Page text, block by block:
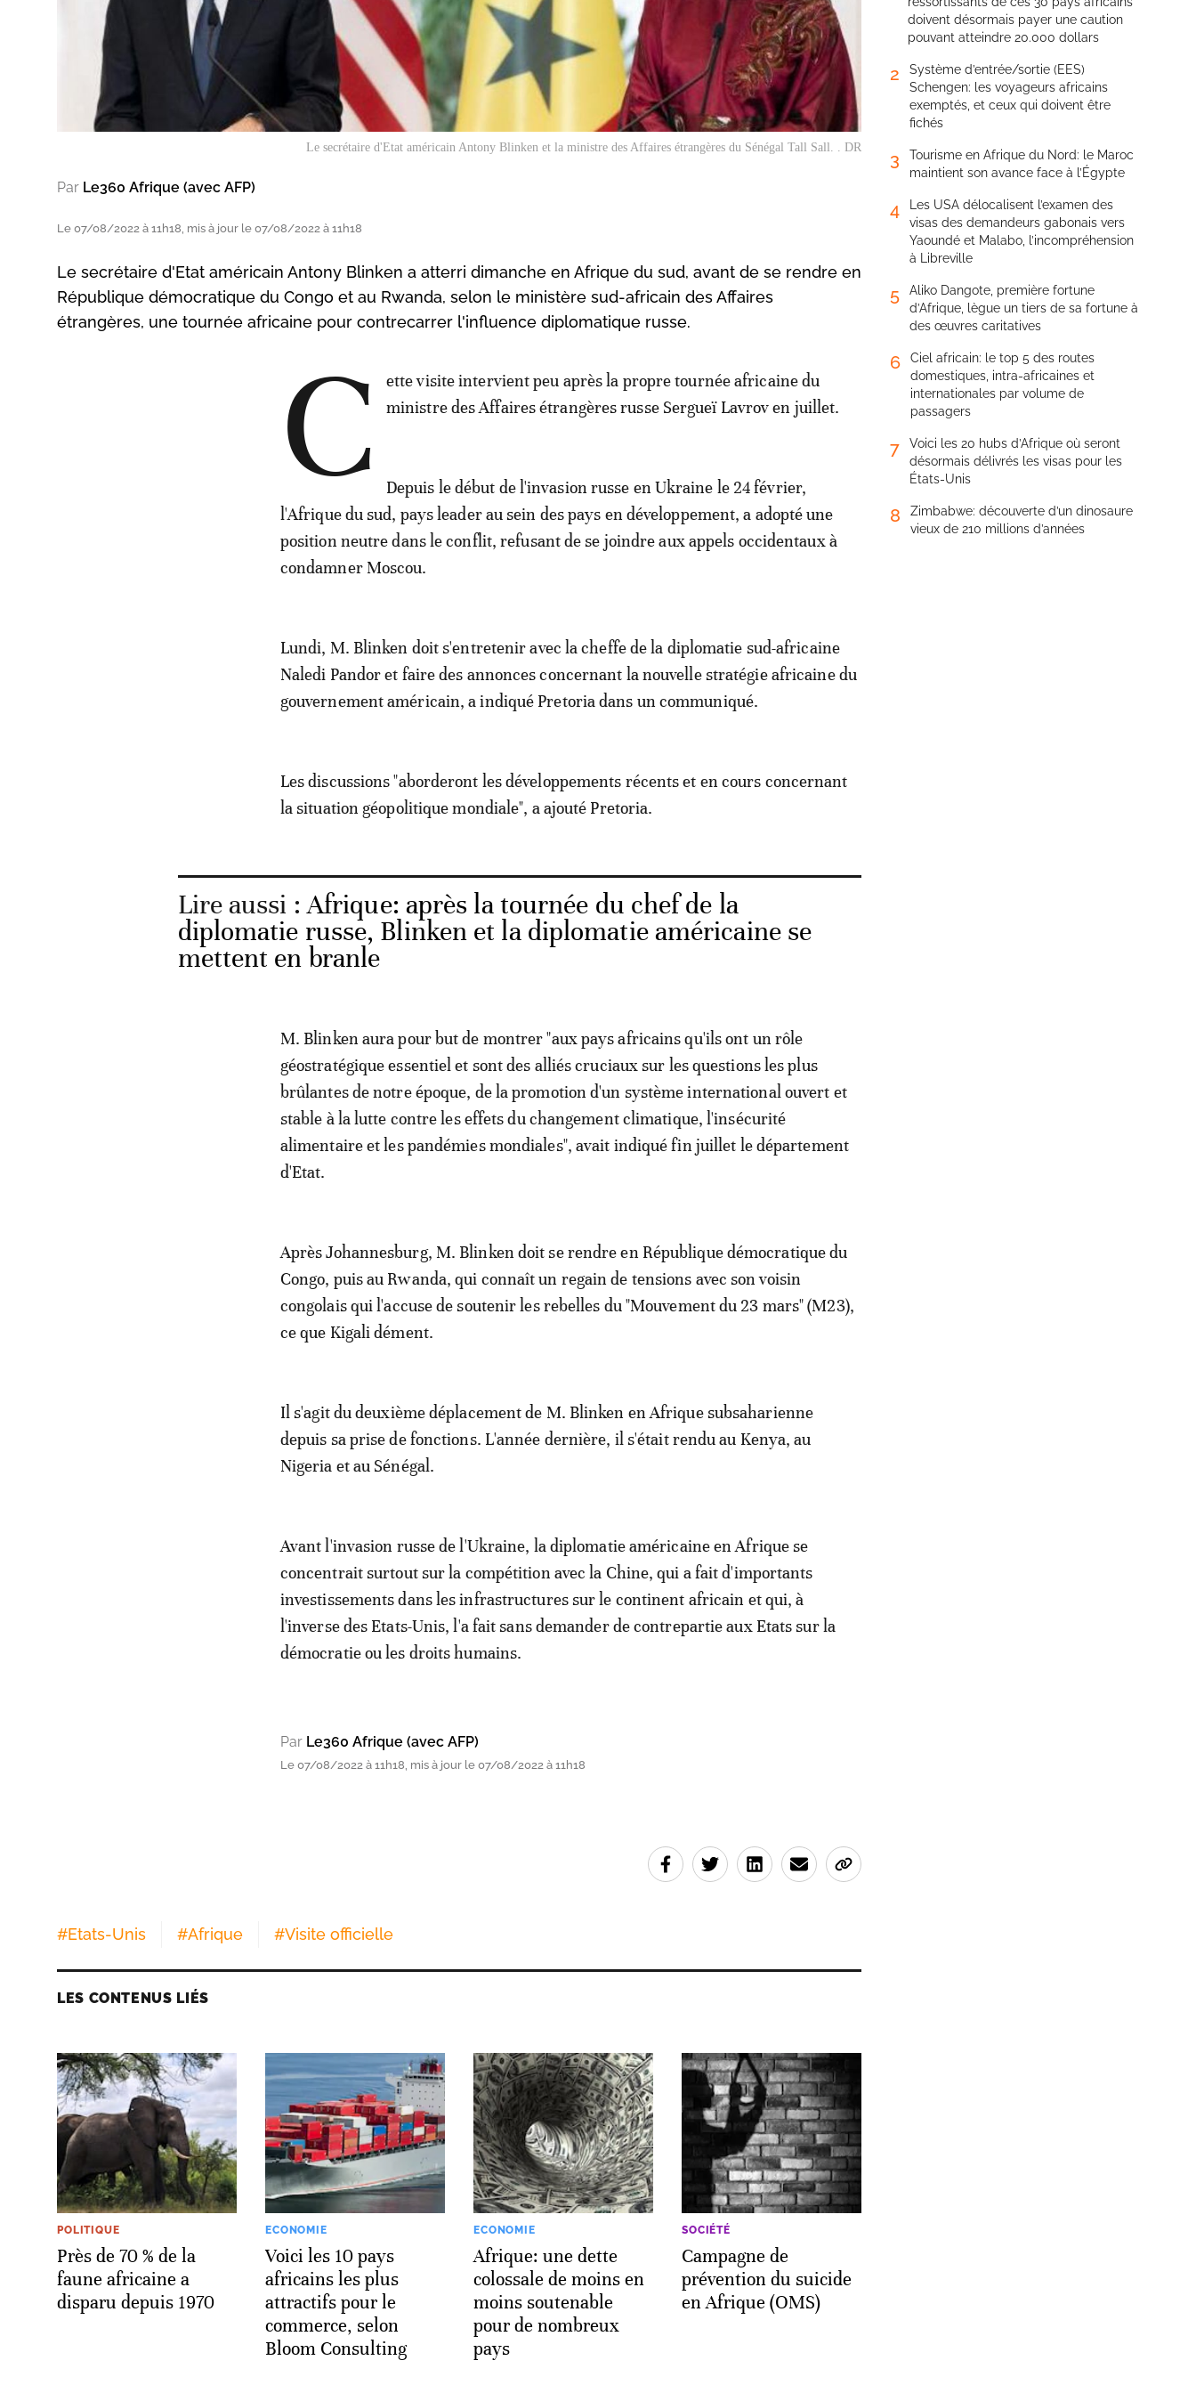
Le secrétaire d'Etat américain Antony Blinken et la ministre des Affaires étrangères du Sénégal Tall Sall. . DR
Par Le360 Afrique (avec AFP)
Le 07/08/2022 à 11h18, mis à jour le 07/08/2022 à 11h18
Le secrétaire d'Etat américain Antony Blinken a atterri dimanche en Afrique du sud, avant de se rendre en
République démocratique du Congo et au Rwanda, selon le ministère sud-africain des Affaires
étrangères, une tournée africaine pour contrecarrer l'influence diplomatique russe.
C
ette visite intervient peu après la propre tournée africaine du
ministre des Affaires étrangères russe Sergueï Lavrov en juillet.
Depuis le début de l'invasion russe en Ukraine le 24 février,
l'Afrique du sud, pays leader au sein des pays en développement, a adopté une
position neutre dans le conflit, refusant de se joindre aux appels occidentaux à
condamner Moscou.
Lundi, M. Blinken doit s'entretenir avec la cheffe de la diplomatie sud-africaine
Naledi Pandor et faire des annonces concernant la nouvelle stratégie africaine du
gouvernement américain, a indiqué Pretoria dans un communiqué.
Les discussions "aborderont les développements récents et en cours concernant
la situation géopolitique mondiale", a ajouté Pretoria.
Lire aussi :Afrique: après la tournée du chef de la
diplomatie russe, Blinken et la diplomatie américaine se
mettent en branle
M. Blinken aura pour but de montrer "aux pays africains qu'ils ont un rôle
géostratégique essentiel et sont des alliés cruciaux sur les questions les plus
brûlantes de notre époque, de la promotion d'un système international ouvert et
stable à la lutte contre les effets du changement climatique, l'insécurité
alimentaire et les pandémies mondiales", avait indiqué fin juillet le département
d'Etat.
Après Johannesburg, M. Blinken doit se rendre en République démocratique du
Congo, puis au Rwanda, qui connaît un regain de tensions avec son voisin
congolais qui l'accuse de soutenir les rebelles du "Mouvement du 23 mars" (M23),
ce que Kigali dément.
Il s'agit du deuxième déplacement de M. Blinken en Afrique subsaharienne
depuis sa prise de fonctions. L'année dernière, il s'était rendu au Kenya, au
Nigeria et au Sénégal.
Avant l'invasion russe de l'Ukraine, la diplomatie américaine en Afrique se
concentrait surtout sur la compétition avec la Chine, qui a fait d'importants
investissements dans les infrastructures sur le continent africain et qui, à
l'inverse des Etats-Unis, l'a fait sans demander de contrepartie aux Etats sur la
démocratie ou les droits humains.
Par Le360 Afrique (avec AFP)
Le 07/08/2022 à 11h18, mis à jour le 07/08/2022 à 11h18
#Etats-Unis #Afrique #Visite officielle
LES CONTENUS LIÉS
POLITIQUE
Près de 70 % de la
faune africaine a
disparu depuis 1970
ECONOMIE
Voici les 10 pays
africains les plus
attractifs pour le
commerce, selon
Bloom Consulting
ECONOMIE
Afrique: une dette
colossale de moins en
moins soutenable
pour de nombreux
pays
SOCIÉTÉ
Campagne de
prévention du suicide
en Afrique (OMS)
doivent désormais payer une caution
pouvant atteindre 20.000 dollars
2
Système d’entrée/sortie (EES)
Schengen: les voyageurs africains
exemptés, et ceux qui doivent être
fichés
3
Tourisme en Afrique du Nord: le Maroc
maintient son avance face à l’Égypte
4
Les USA délocalisent l’examen des
visas des demandeurs gabonais vers
Yaoundé et Malabo, l’incompréhension
à Libreville
5
Aliko Dangote, première fortune
d’Afrique, lègue un tiers de sa fortune à
des œuvres caritatives
6
Ciel africain: le top 5 des routes
domestiques, intra-africaines et
internationales par volume de
passagers
7
Voici les 20 hubs d’Afrique où seront
désormais délivrés les visas pour les
États-Unis
8
Zimbabwe: découverte d’un dinosaure
vieux de 210 millions d’années